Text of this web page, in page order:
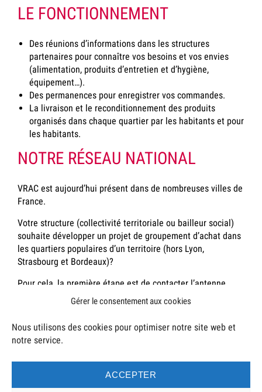
Gérer le consentement aux cookies
Nous utilisons des cookies pour optimiser notre site web et
notre service.
ACCEPTER
LE FONCTIONNEMENT
Des réunions d’informations dans les structures
partenaires pour connaître vos besoins et vos envies
(alimentation, produits d’entretien et d’hygiène,
équipement…).
Des permanences pour enregistrer vos commandes.
La livraison et le reconditionnement des produits
organisés dans chaque quartier par les habitants et pour
les habitants.
NOTRE RÉSEAU NATIONAL
VRAC est aujourd’hui présent dans de nombreuses villes de
France.
Votre structure (collectivité territoriale ou bailleur social)
souhaite développer un projet de groupement d’achat dans
les quartiers populaires d’un territoire (hors Lyon,
Strasbourg et Bordeaux)?
Pour cela, la première étape est de contacter l’antenne
nationale de VRAC à Lyon afin d’appréhender au mieux le
téléphonique sur votre projet, vous présenter nos outils et
services (accompagnement, formation, etc.) et vous
accompagner dans la mise en œuvre de votre projet.
Pour faire une demande, contactez-nous